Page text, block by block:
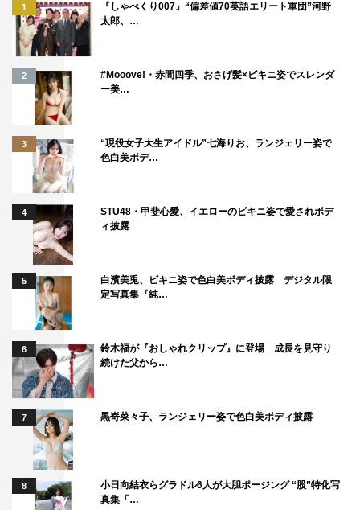
紅組（50音順）：小川桜花（
子、近藤春菜（ハリセンボン）、滝沢沙織、野呂佳代、
番組公式X：@ookami_tbs
番組公式Instagram：ookami_tbs
番組公式TikTok：@ookamishonen_tbs
番組公式サイト：
SixTONES アンミカ おじゃす
せいや
野呂佳代
1
『しゃべくり007』“偏差値70英語エリート軍団”河野
太郎、…
2
#Mooove!・赤間四季、おさげ髪×ビキニ姿でスレンダ
ー美…
3
“現役女子大生アイドル”七海りお、ランジェリー姿で
色白美ボデ…
4
STU48・甲斐心愛、イエローのビキニ姿で愛されボデ
ィ披露
5
白濱美兎、ビキニ姿で色白美ボディ披露 デジタル限
定写真集『純…
6
鈴木福が『おしゃれクリップ』に登場 成長を見守り
続けた父から…
7 黒嵜菜々子、ランジェリー姿で色白美ボディ披露
8
小日向結衣らグラドル6人が大胆ポージング “股”特化写
真集「…